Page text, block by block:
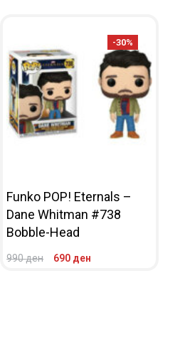
-30%
Funko POP! Eternals –
Dane Whitman #738
Bobble-Head
990ден 690 ден